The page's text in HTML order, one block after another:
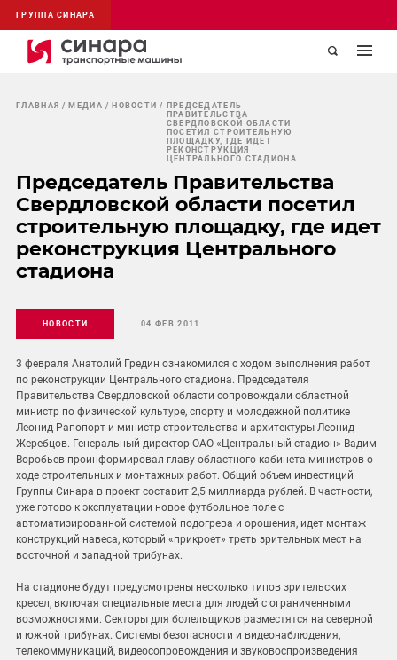
ГРУППА СИНАРА
ГЛАВНАЯ МЕДИА НОВОСТИ
ПРЕДСЕДАТЕЛЬ
ПРАВИТЕЛЬСТВА
СВЕРДЛОВСКОЙ ОБЛАСТИ
ПОСЕТИЛ СТРОИТЕЛЬНУЮ
ПЛОЩАДКУ, ГДЕ ИДЕТ
РЕКОНСТРУКЦИЯ
ЦЕНТРАЛЬНОГО СТАДИОНА
Председатель Правительства
Свердловской области посетил
строительную площадку, где идет
реконструкция Центрального
стадиона
НОВОСТИ 04 ФЕВ 2011
3 февраля Анатолий Гредин ознакомился с ходом выполнения работ
по реконструкции Центрального стадиона. Председателя
Правительства Свердловской области сопровождали областной
министр по физической культуре, спорту и молодежной политике
Леонид Рапопорт и министр строительства и архитектуры Леонид
Жеребцов. Генеральный директор ОАО «Центральный стадион» Вадим
Воробьев проинформировал главу областного кабинета министров о
ходе строительных и монтажных работ. Общий объем инвестиций
Группы Синара в проект составит 2,5 миллиарда рублей. В частности,
уже готово к эксплуатации новое футбольное поле с
автоматизированной системой подогрева и орошения, идет монтаж
конструкций навеса, который «прикроет» треть зрительных мест на
восточной и западной трибунах.
На стадионе будут предусмотрены несколько типов зрительских
кресел, включая специальные места для людей с ограниченными
возможностями. Секторы для болельщиков разместятся на северной
и южной трибунах. Системы безопасности и видеонаблюдения,
телекоммуникаций, видеосопровождения и звуковоспроизведения